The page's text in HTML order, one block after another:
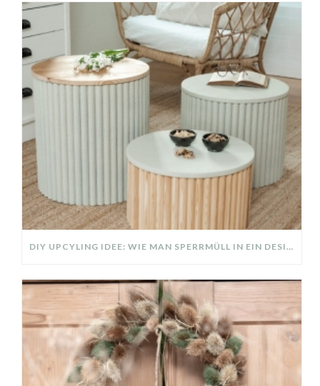
DIY UPCYLING IDEE: WIE MAN SPERRMÜLL IN EIN DESIGNER TEIL VERWANDELT